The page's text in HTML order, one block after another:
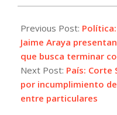
04-
03
Previous Post:
Jaime Araya
que busca terminar
Next Post: País: Corte
por incumplimiento
entre particulares